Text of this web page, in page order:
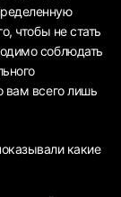
чтобы не стать
соблюдать
вам всего лишь
какие